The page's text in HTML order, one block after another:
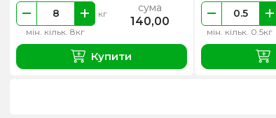
мін. кільк. 8кг
кг сума
140,00
Купити
мін. кільк. 0.5кг